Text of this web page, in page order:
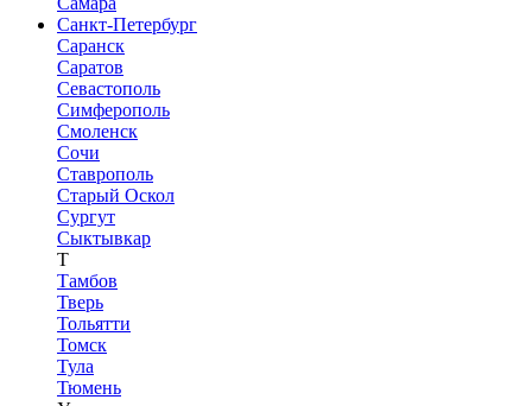
Санкт-Петербург
Саранск
Саратов
Севастополь
Симферополь
Смоленск
Сочи
Ставрополь
Старый Оскол
Сургут
Сыктывкар
Т
Тамбов
Тверь
Тольятти
Томск
Тула
Тюмень